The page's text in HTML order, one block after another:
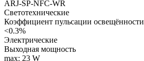
ARJ-SP-NFC-WR
Светотехнические
Коэффициент пульсации освещённости
<0.3%
Электрические
Выходная мощность
max: 23 W